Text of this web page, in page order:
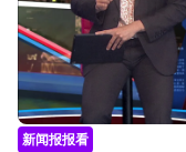
新闻报报看